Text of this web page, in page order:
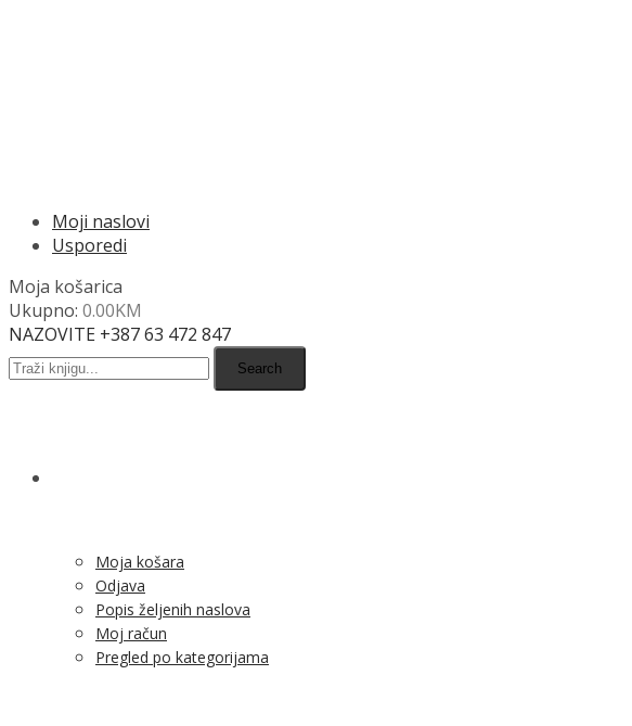
Moji naslovi
Usporedi
Moja košarica
Ukupno: 0.00KM
NAZOVITE +387 63 472 847
Search
Moja košara
Odjava
Popis željenih naslova
Moj račun
Pregled po kategorijama